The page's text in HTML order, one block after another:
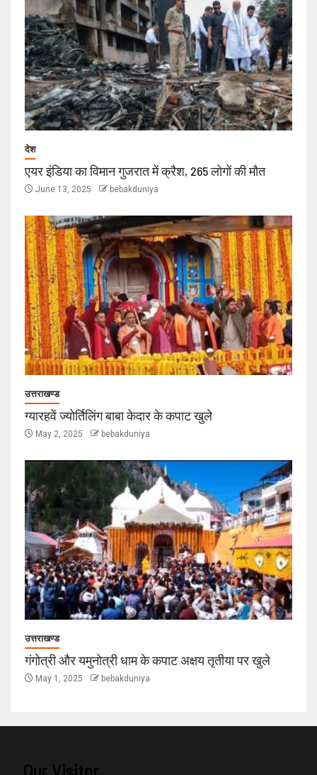
देश
एयर इंडिया का विमान गुजरात में क्रैश, 265 लोगों की मौत
June 13, 2025 bebakduniya
उत्तराखण्ड
ग्यारहवें ज्योर्तिलिंग बाबा केदार के कपाट खुले
May 2, 2025 bebakduniya
उत्तराखण्ड
गंगोत्री और यमुनोत्री धाम के कपाट अक्षय तृतीया पर खुले
May 1, 2025 bebakduniya
Our Visitor